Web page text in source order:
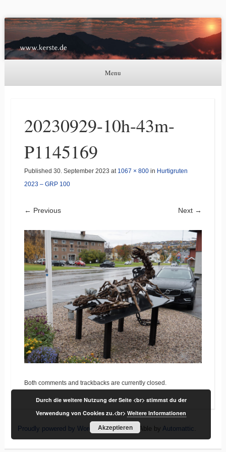
Kerste.de
Astronomie, Nordlichter und mehr
Menu
20230929-10h-43m-
P1145169
Published 30. September 2023 at 1067 × 800in Hurtigruten
2023 – GRP 100
← Previous Next →
Both comments and trackbacks are currently closed.
Proudly powered by WordPress |Theme: Able by Automattic.
Durch die weitere Nutzung der Seite <br> stimmst du der
Verwendung von Cookies zu.<br>Weitere Informationen
Akzeptieren